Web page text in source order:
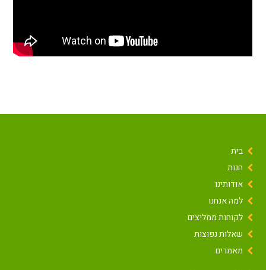
בית
חנות
אודותינו
למה אנחנו
לקוחות ממליצים
שאלות נפוצות
מאמרים